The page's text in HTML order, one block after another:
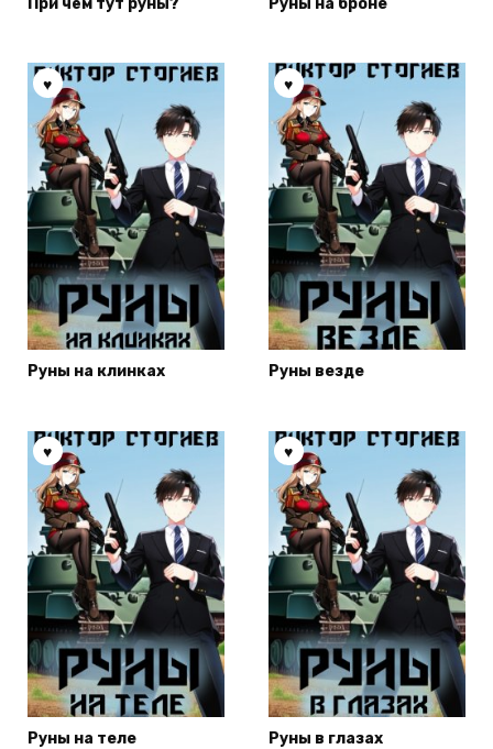
Руны на клинках Руны везде
Руны на теле Руны в глазах